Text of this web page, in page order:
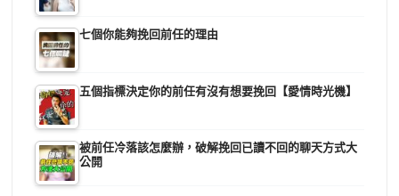
七個你能夠挽回前任的理由
五個指標決定你的前任有沒有想要挽回【愛情時光機】
被前任冷落該怎麼辦，破解挽回已讀不回的聊天方式大
公開